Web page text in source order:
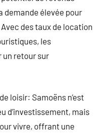
demande élevée pour
des taux de location
les
un retour sur
loisir: Samoëns n’est
d’investissement, mais
vivre, offrant une